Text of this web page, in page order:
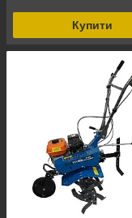
Купити